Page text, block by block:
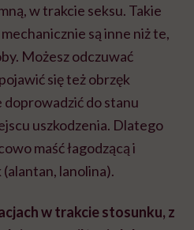
w trakcie seksu. Takie
są inne niż te,
Możesz odczuwać
się też obrzęk
doprowadzić do stanu
uszkodzenia. Dlatego
maść łagodzącą i
lanolina).
w trakcie stosunku, z